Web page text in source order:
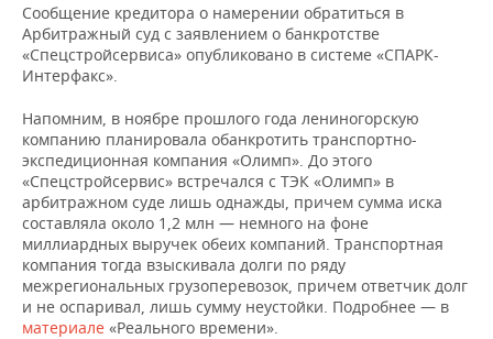
КИБЕРСПОРТ
ФИГУРНОЕ КАТАНИЕ
ВОДНЫЕ ВИДЫ СПОРТА
ХОККЕЙ С МЯЧОМ
КУЛЬТУРА
МЕДИЦИНА
ОБРАЗОВАНИЕ
ПРОИСШЕСТВИЯ
СПИСОК КОМПАНИЙ
Сообщение кредитора о намерении обратиться в
Арбитражный суд с заявлением о банкротстве
«Спецстройсервиса» опубликовано в системе «СПАРК-
Интерфакс».
Напомним, в ноябре прошлого года лениногорскую
компанию планировала обанкротить транспортно-
экспедиционная компания «Олимп». До этого
«Спецстройсервис» встречался с ТЭК «Олимп» в
арбитражном суде лишь однажды, причем сумма иска
составляла около 1,2 млн — немного на фоне
миллиардных выручек обеих компаний. Транспортная
компания тогда взыскивала долги по ряду
межрегиональных грузоперевозок, причем ответчик долг
и не оспаривал, лишь сумму неустойки. Подробнее — в
материале «Реального времени».